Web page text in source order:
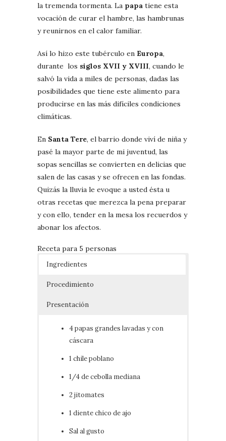
la tremenda tormenta. La papa tiene esta
vocación de curar el hambre, las hambrunas
y reunirnos en el calor familiar.
Así lo hizo este tubérculo en Europa,
durante los siglos XVII y XVIII, cuando le
salvó la vida a miles de personas, dadas las
posibilidades que tiene este alimento para
producirse en las más difíciles condiciones
climáticas.
En Santa Tere, el barrio donde viví de niña y
pasé la mayor parte de mi juventud, las
sopas sencillas se convierten en delicias que
salen de las casas y se ofrecen en las fondas.
Quizás la lluvia le evoque a usted ésta u
otras recetas que merezca la pena preparar
y con ello, tender en la mesa los recuerdos y
abonar los afectos.
Receta para 5 personas
Ingredientes
Procedimiento
Presentación
4 papas grandes lavadas y con
cáscara
1 chile poblano
1/4 de cebolla mediana
2 jitomates
1 diente chico de ajo
Sal al gusto